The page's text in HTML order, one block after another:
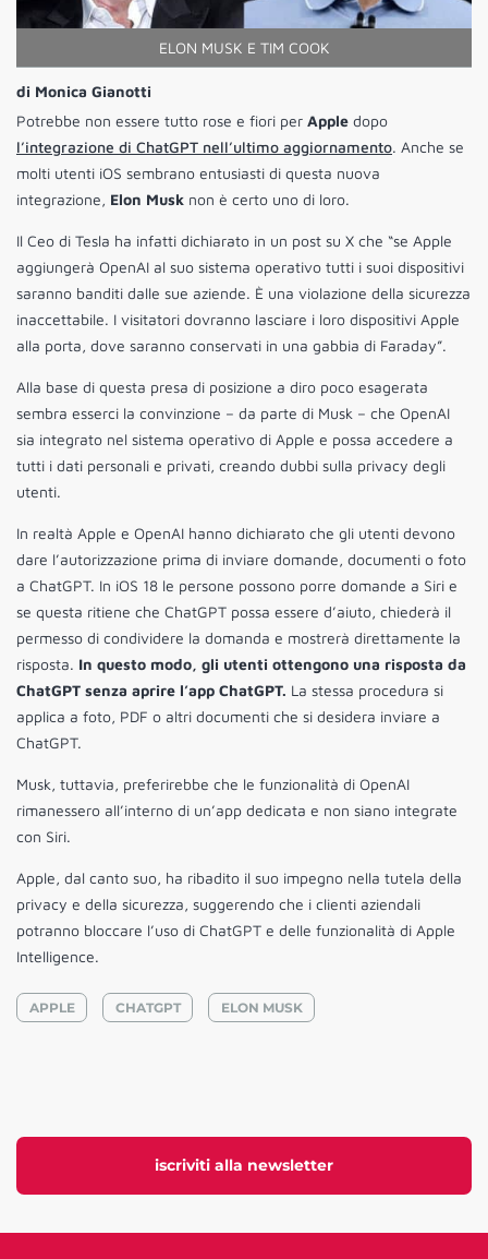
iscriviti alla newsletter
ELON MUSK E TIM COOK
di Monica Gianotti
Potrebbe non essere tutto rose e fiori per Apple dopo
l’integrazione di ChatGPT nell’ultimo aggiornamento. Anche se
molti utenti iOS sembrano entusiasti di questa nuova
integrazione, Elon Musk non è certo uno di loro.
Il Ceo di Tesla ha infatti dichiarato in un post su X che “se Apple
aggiungerà OpenAI al suo sistema operativo tutti i suoi dispositivi
saranno banditi dalle sue aziende. È una violazione della sicurezza
inaccettabile. I visitatori dovranno lasciare i loro dispositivi Apple
alla porta, dove saranno conservati in una gabbia di Faraday”.
Alla base di questa presa di posizione a diro poco esagerata
sembra esserci la convinzione – da parte di Musk – che OpenAI
sia integrato nel sistema operativo di Apple e possa accedere a
tutti i dati personali e privati, creando dubbi sulla privacy degli
utenti.
In realtà Apple e OpenAI hanno dichiarato che gli utenti devono
dare l’autorizzazione prima di inviare domande, documenti o foto
a ChatGPT. In iOS 18 le persone possono porre domande a Siri e
se questa ritiene che ChatGPT possa essere d’aiuto, chiederà il
permesso di condividere la domanda e mostrerà direttamente la
risposta. In questo modo, gli utenti ottengono una risposta da
ChatGPT senza aprire l’app ChatGPT. La stessa procedura si
applica a foto, PDF o altri documenti che si desidera inviare a
ChatGPT.
Musk, tuttavia, preferirebbe che le funzionalità di OpenAI
rimanessero all’interno di un’app dedicata e non siano integrate
con Siri.
Apple, dal canto suo, ha ribadito il suo impegno nella tutela della
privacy e della sicurezza, suggerendo che i clienti aziendali
potranno bloccare l’uso di ChatGPT e delle funzionalità di Apple
Intelligence.
APPLE CHATGPT ELON MUSK